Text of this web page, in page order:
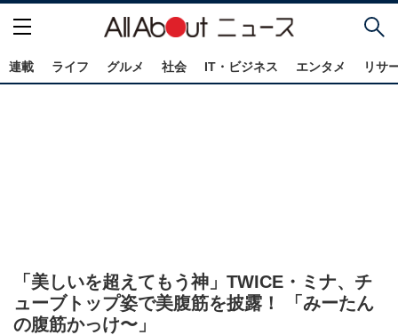
連載 ライフ グルメ 社会 IT・ビジネス エンタメ リサ
「美しいを超えてもう神」TWICE・ミナ、チ
ューブトップ姿で美腹筋を披露！ 「みーたん
の腹筋かっけ〜」